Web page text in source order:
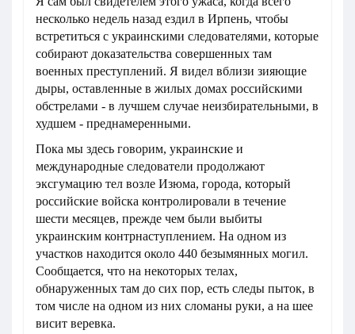
несколько недель назад ездил в Ирпень, чтобы
встретиться с украинскими следователями, которые
собирают доказательства совершенных там
военных преступлений. Я видел вблизи зияющие
дыры, оставленные в жилых домах российскими
обстрелами - в лучшем случае неизбирательными, в
худшем - преднамеренными.
Пока мы здесь говорим, украинские и
международные следователи продолжают
эксгумацию тел возле Изюма, города, который
российские войска контролировали в течение
шести месяцев, прежде чем были выбиты
украинским контрнаступлением. На одном из
участков находится около 440 безымянных могил.
Сообщается, что на некоторых телах,
обнаруженных там до сих пор, есть следы пыток, в
том числе на одном из них сломаны руки, а на шее
висит веревка.